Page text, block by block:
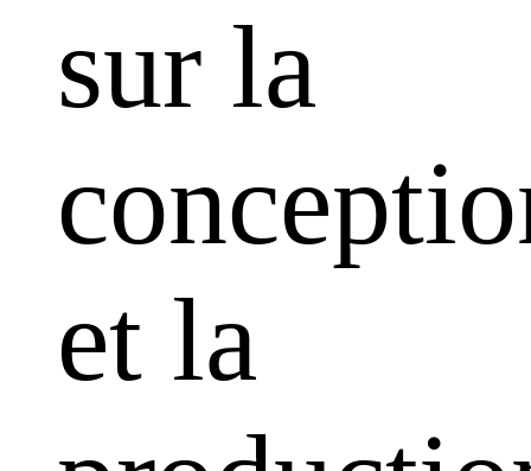
sur la
et la